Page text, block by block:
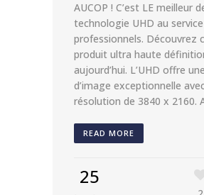
AUCOP ! C’est LE meilleur
technologie UHD au
professionnels. Découvrez
produit ultra haute
aujourd’hui. L’UHD offre
d’image exceptionnelle
résolution de 3840 x 2160.
READ MORE
25